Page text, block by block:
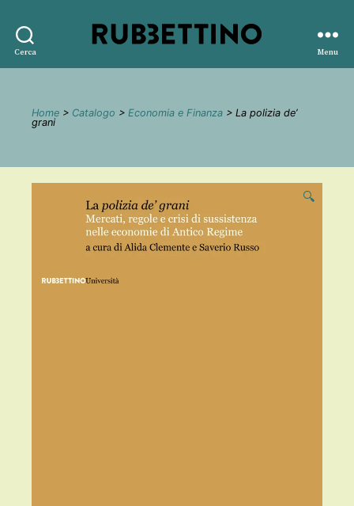
Cerca
editore
Menu
Home > Catalogo > Economia e Finanza > La polizia de’
grani
🔍